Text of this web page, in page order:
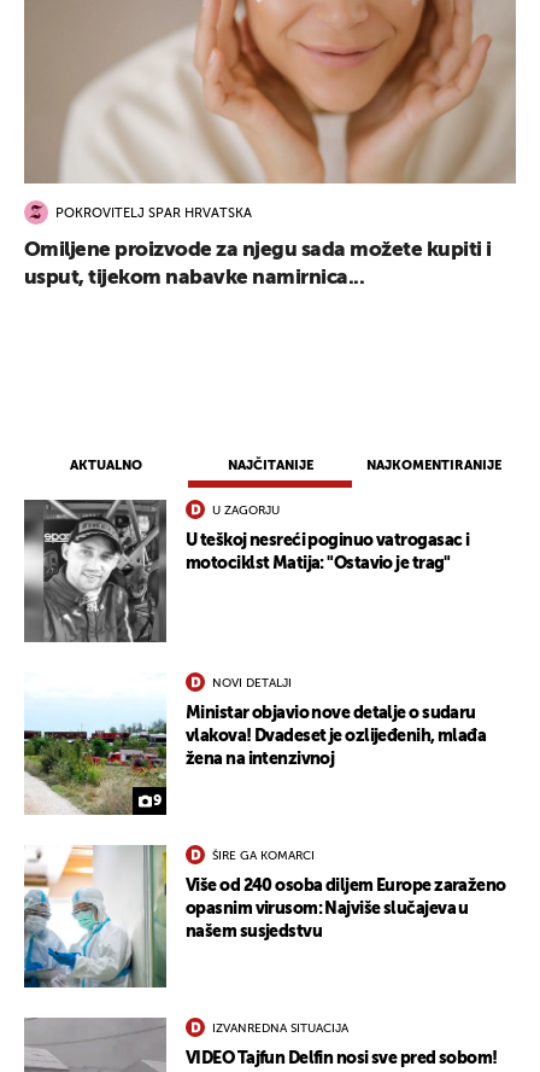
AKTUALNO NAJČITANIJE NAJKOMENTIRANIJE
U ZAGORJU
U teškoj nesreći poginuo vatrogasac i
motociklst Matija: "Ostavio je trag"
9
NOVI DETALJI
Ministar objavio nove detalje o sudaru
vlakova! Dvadeset je ozlijeđenih, mlađa
žena na intenzivnoj
ŠIRE GA KOMARCI
Više od 240 osoba diljem Europe zaraženo
opasnim virusom: Najviše slučajeva u
našem susjedstvu
IZVANREDNA SITUACIJA
VIDEO Tajfun Delfin nosi sve pred sobom!
POKROVITELJ SPAR HRVATSKA
Omiljene proizvode za njegu sada možete kupiti i
usput, tijekom nabavke namirnica...